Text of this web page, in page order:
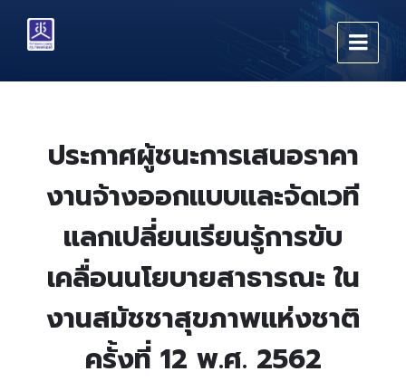
content
main
footer
ประกาศผู้ชนะการเสนอราคา
งานจ้างออกแบบและจัดเวที
แลกเปลี่ยนเรียนรู้การขับ
เคลื่อนนโยบายสาธารณะ ใน
งานสมัชชาสุขภาพแห่งชาติ
ครั้งที่ 12 พ.ศ. 2562